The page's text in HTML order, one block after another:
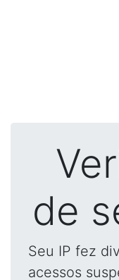
de
Seu IP fez
acessos